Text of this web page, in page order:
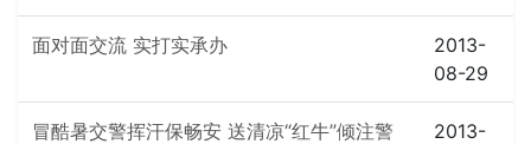
面对面交流 实打实承办
2013-
08-29
冒酷暑交警挥汗保畅安 送清凉“红牛”倾注警
2013-